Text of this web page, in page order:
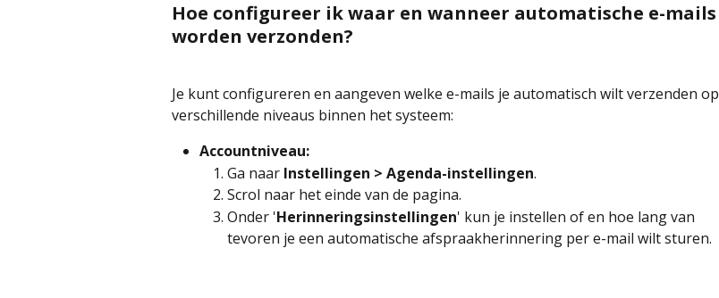
Hoe configureer ik waar en wanneer automatische e-mails
worden verzonden?
Je kunt configureren en aangeven welke e-mails je automatisch wilt verzenden op
verschillende niveaus binnen het systeem:
Accountniveau:
Ga naar Instellingen > Agenda-instellingen.
Scrol naar het einde van de pagina.
Onder 'Herinneringsinstellingen' kun je instellen of en hoe lang van
tevoren je een automatische afspraakherinnering per e-mail wilt sturen.